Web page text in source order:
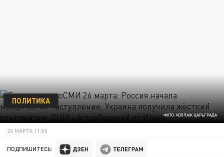
ФОТО: КОЛЛАЖ ЦАРЬГРАДА
ПОЛИТИКА
26 МАРТА 11:00
ПОДПИШИТЕСЬ: